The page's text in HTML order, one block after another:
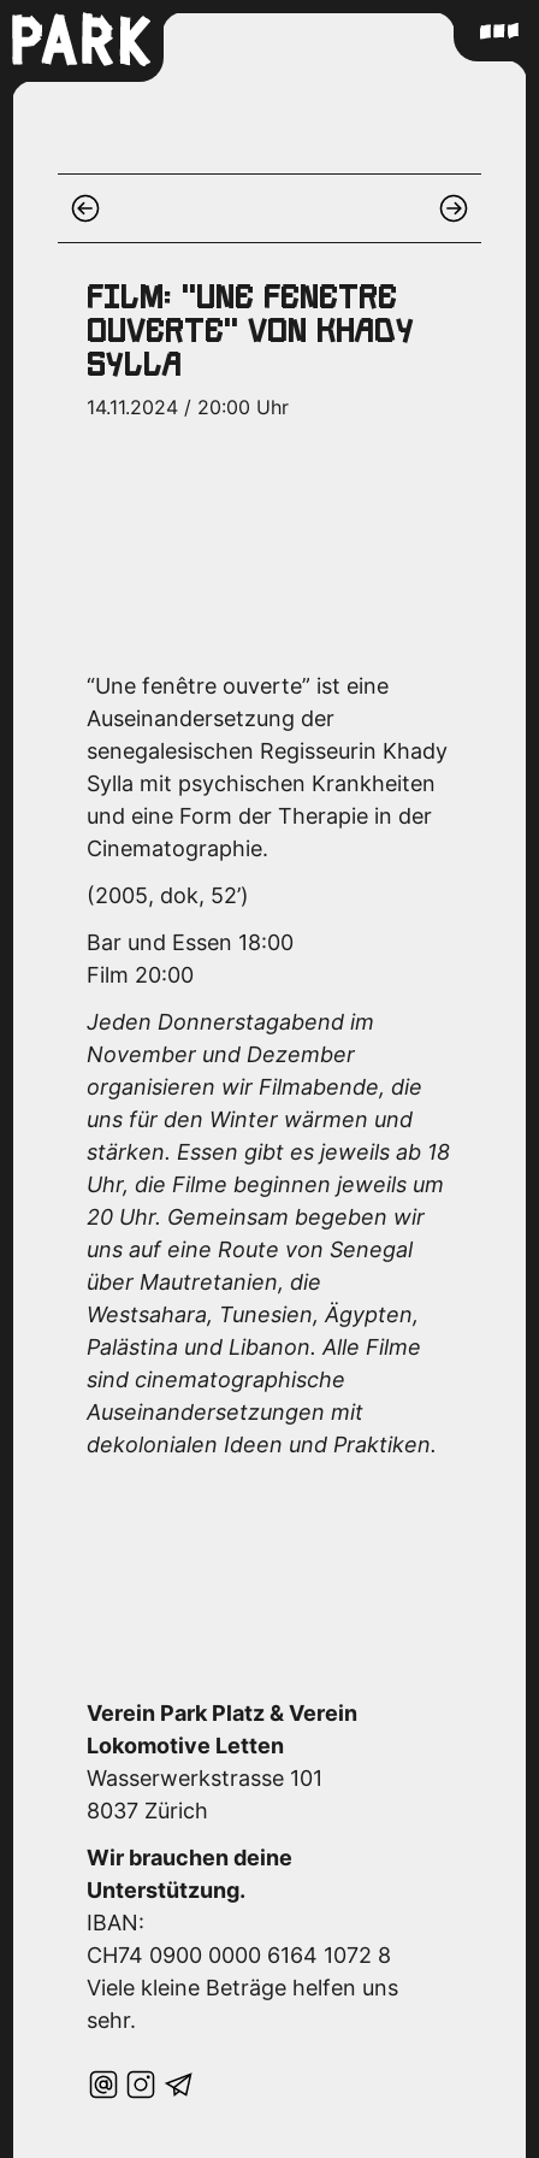
FILM: "UNE FENETRE
OUVERTE" VON KHADY
SYLLA
14.11.2024 / 20:00 Uhr
“Une fenêtre ouverte” ist eine
Auseinandersetzung der
senegalesischen Regisseurin Khady
Sylla mit psychischen Krankheiten
und eine Form der Therapie in der
Cinematographie.
(2005, dok, 52’)
Bar und Essen 18:00
Film 20:00
Jeden Donnerstagabend im
November und Dezember
organisieren wir Filmabende, die
uns für den Winter wärmen und
stärken. Essen gibt es jeweils ab 18
Uhr, die Filme beginnen jeweils um
20 Uhr. Gemeinsam begeben wir
uns auf eine Route von Senegal
über Mautretanien, die
Westsahara, Tunesien, Ägypten,
Palästina und Libanon. Alle Filme
sind cinematographische
Auseinandersetzungen mit
dekolonialen Ideen und Praktiken.
Verein Park Platz & Verein
Lokomotive Letten
Wasserwerkstrasse 101
8037 Zürich
Wir brauchen deine
Unterstützung.
IBAN:
CH74 0900 0000 6164 1072 8
Viele kleine Beträge helfen uns
sehr.